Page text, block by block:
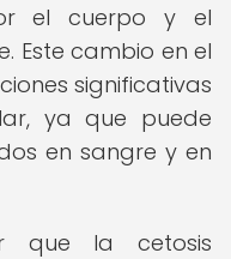
el cuerpo y el
Este cambio en el
significativas
ya que puede
en sangre y en
que la cetosis